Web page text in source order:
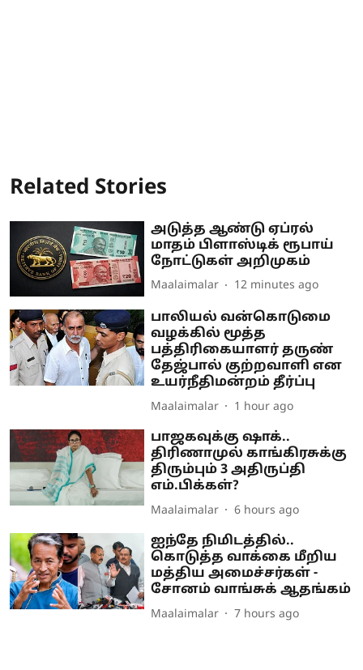
Related Stories
அடுத்த ஆண்டு ஏப்ரல்
மாதம் பிளாஸ்டிக் ரூபாய்
நோட்டுகள் அறிமுகம்
Maalaimalar 12 minutes ago
பாலியல் வன்கொடுமை
வழக்கில் மூத்த
பத்திரிகையாளர் தருண்
தேஜ்பால் குற்றவாளி என
உயர்நீதிமன்றம் தீர்ப்பு
Maalaimalar 1 hour ago
பாஜகவுக்கு ஷாக்..
திரிணாமுல் காங்கிரசுக்கு
திரும்பும் 3 அதிருப்தி
எம்.பிக்கள்?
Maalaimalar 6 hours ago
ஐந்தே நிமிடத்தில்..
கொடுத்த வாக்கை மீறிய
மத்திய அமைச்சர்கள் -
சோனம் வாங்சுக் ஆதங்கம்
Maalaimalar 7 hours ago